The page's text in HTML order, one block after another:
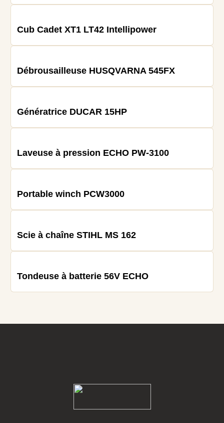
Cub Cadet XT1 LT42 Intellipower
Débrousailleuse HUSQVARNA 545FX
Génératrice DUCAR 15HP
Laveuse à pression ECHO PW-3100
Portable winch PCW3000
Scie à chaîne STIHL MS 162
Tondeuse à batterie 56V ECHO